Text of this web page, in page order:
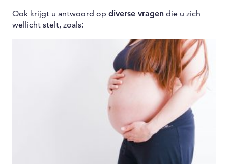
Ook krijgt u antwoord op diverse vragen die u zich
wellicht stelt, zoals: